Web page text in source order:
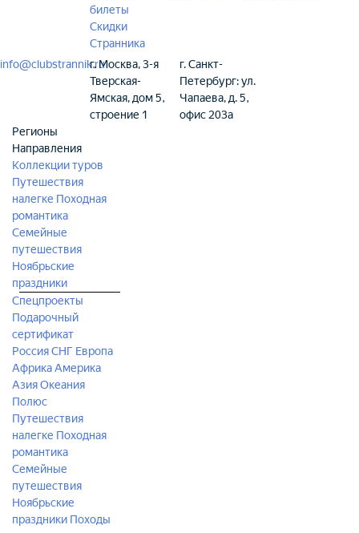
билеты
Скидки
Странника
info@clubstrannik.ruг. Москва, 3-я
Тверская-
Ямская, дом 5,
строение 1
г. Санкт-
Петербург: ул.
Чапаева, д. 5,
офис 203а
Регионы
Направления
Коллекции туров
Путешествия
налегке Походная
романтика
Семейные
путешествия
Ноябрьские
праздники
Спецпроекты
Подарочный
сертификат
РоссияСНГ Европа
АфрикаАмерика
АзияОкеания
Полюс
Путешествия
налегке Походная
романтика
Семейные
путешествия
Ноябрьские
праздники Походы